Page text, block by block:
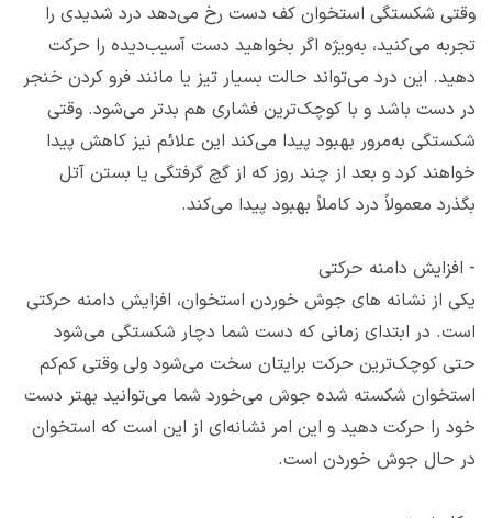
وقتی شکستگی استخوان کف دست رخ می‌دهد درد شدیدی را
تجربه می‌کنید، به‌ویژه اگر بخواهید دست آسیب‌دیده را حرکت
دهید. این درد می‌تواند حالت بسیار تیز یا مانند فرو کردن خنجر
در دست باشد و با کوچک‌ترین فشاری هم بدتر می‌شود. وقتی
شکستگی به‌مرور بهبود پیدا می‌کند این علائم نیز کاهش پیدا
خواهند کرد و بعد از چند روز که از گچ گرفتگی یا بستن آتل
بگذرد معمولاً درد کاملاً بهبود پیدا می‌کند.
- افزایش دامنه حرکتی
یکی از نشانه های جوش خوردن استخوان، افزایش دامنه حرکتی
است. در ابتدای زمانی که دست شما دچار شکستگی می‌شود
حتی کوچک‌ترین حرکت برایتان سخت می‌شود ولی وقتی کم‌کم
استخوان شکسته شده جوش می‌خورد شما می‌توانید بهتر دست
خود را حرکت دهید و این امر نشانه‌ای از این است که استخوان
در حال جوش خوردن است.